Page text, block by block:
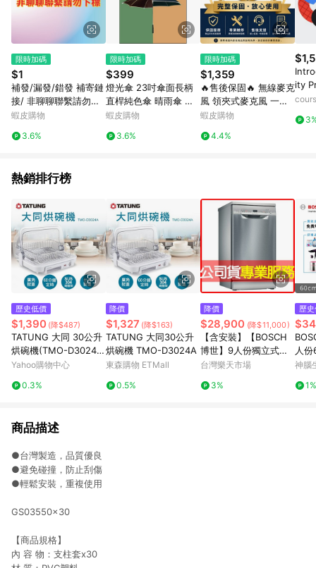
限時加碼
$1
補發/漏發/錯發 補寄鏈
接/ 非聊聊聯繫請勿下
標
蝦皮購物
3.6%
限時加碼
$399
燈光傘 23吋傘面長柄
直桿純色傘 晴雨傘 遮
陽傘 抗風 小清新 現貨
蝦皮購物
3.6%
限時加碼
$1,359
🔥售後保固🔥 無線麥克
風 領夾式麥克風 一對
二領夾麥克風 直播麥克
G音效 網紅直播
蝦皮購物
4.4%
ity
熱銷排行榜
歷史低價
$1,390 (降$487)
TATUNG 大同 30公升
烘碗機(TMO-D3024
A)
Yahoo購物中心
0.3%
降價
$1,327 (降$163)
TATUNG 大同30公升
烘碗機 TMO-D3024A
東森購物 ETMall
0.5%
降價
$28,900 (降$11,000)
【含安裝】【BOSCH
博世】9人份獨立式洗
碗機(SPS2IKI06X)
台灣樂天市場
3%
歷
人
白美
神腦
1%
商品描述
●台灣製造，品質優良
●避免碰撞，防止刮傷
●輕鬆安裝，重複使用
GS03550x30
【商品規格】
內 容 物：支柱套x30